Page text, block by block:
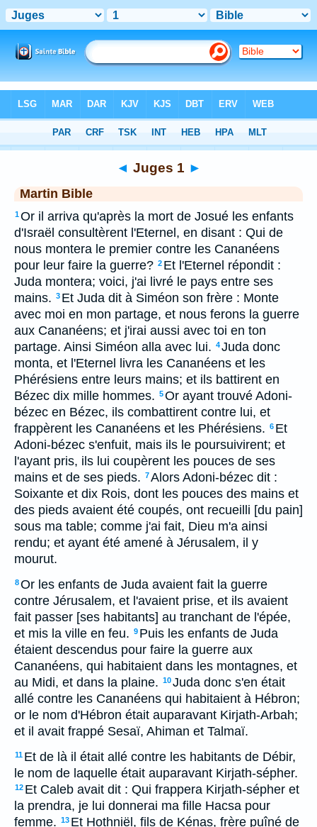
> Juges 1
◄ Juges 1 ►
Martin Bible
1Or il arriva qu'après la mort de Josué les enfants
d'Israël consultèrent l'Eternel, en disant : Qui de
nous montera le premier contre les Cananéens
pour leur faire la guerre? 2 Et l'Eternel répondit :
Juda montera; voici, j'ai livré le pays entre ses
mains. 3 Et Juda dit à Siméon son frère : Monte
avec moi en mon partage, et nous ferons la guerre
aux Cananéens; et j'irai aussi avec toi en ton
partage. Ainsi Siméon alla avec lui. 4Juda donc
monta, et l'Eternel livra les Cananéens et les
Phérésiens entre leurs mains; et ils battirent en
Bézec dix mille hommes. 5Or ayant trouvé Adoni-
bézec en Bézec, ils combattirent contre lui, et
frappèrent les Cananéens et les Phérésiens. 6 Et
Adoni-bézec s'enfuit, mais ils le poursuivirent; et
l'ayant pris, ils lui coupèrent les pouces de ses
mains et de ses pieds. 7Alors Adoni-bézec dit :
Soixante et dix Rois, dont les pouces des mains et
des pieds avaient été coupés, ont recueilli [du pain]
sous ma table; comme j'ai fait, Dieu m'a ainsi
rendu; et ayant été amené à Jérusalem, il y
mourut.
8Or les enfants de Juda avaient fait la guerre
contre Jérusalem, et l'avaient prise, et ils avaient
fait passer [ses habitants] au tranchant de l'épée,
et mis la ville en feu. 9 Puis les enfants de Juda
étaient descendus pour faire la guerre aux
Cananéens, qui habitaient dans les montagnes, et
au Midi, et dans la plaine. 10Juda donc s'en était
allé contre les Cananéens qui habitaient à Hébron;
or le nom d'Hébron était auparavant Kirjath-Arbah;
et il avait frappé Sesaï, Ahiman et Talmaï.
11 Et de là il était allé contre les habitants de Débir,
le nom de laquelle était auparavant Kirjath-sépher.
12 Et Caleb avait dit : Qui frappera Kirjath-sépher et
la prendra, je lui donnerai ma fille Hacsa pour
femme. 13 Et Hothniël, fils de Kénas, frère puîné de